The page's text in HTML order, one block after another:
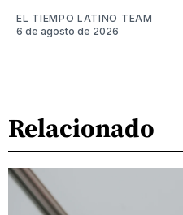
EL TIEMPO LATINO TEAM
6 de agosto de 2026
Relacionado